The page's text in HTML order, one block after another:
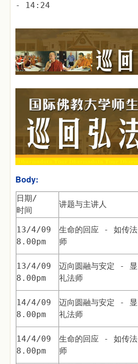
- 14:24
Body:
日期/
时间
讲题与主讲人
13/4/09
8.00pm
生命的回应 - 如传法
师
13/4/09
8.00pm
迈向圆融与安定 - 显
礼法师
14/4/09
8.00pm
迈向圆融与安定 - 显
礼法师
14/4/09
8.00pm
生命的回应 - 如传法
师